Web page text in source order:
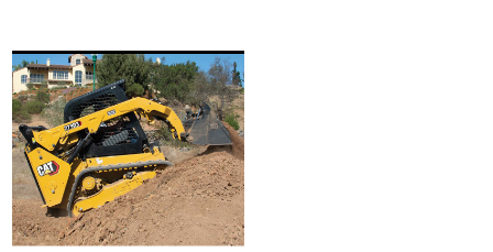
현장 등에서 장비의 우수성이
입증되었습니다.